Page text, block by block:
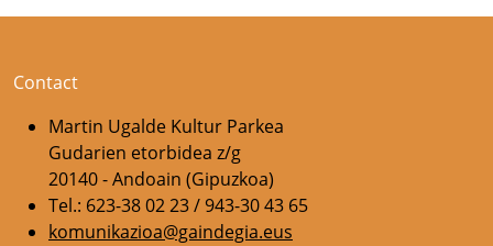
Contact
Martin Ugalde Kultur Parkea
Gudarien etorbidea z/g
20140 - Andoain (Gipuzkoa)
Tel.: 623-38 02 23 / 943-30 43 65
komunikazioa@gaindegia.eus